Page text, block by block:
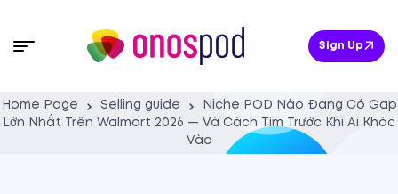
Sign Up
Home Page Selling guide
Niche POD Nào Đang Có Gap
Lớn Nhất Trên Walmart 2026 — Và Cách Tìm Trước Khi Ai Khác
Vào